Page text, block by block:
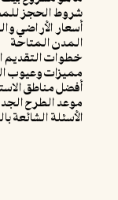
شروط الحجز
أسعار الأراضي
المدن المتاحة
خطوات التقديم
مميزات وعيوب
أفضل مناطق
موعد الطرح
الأسئلة الشائعة